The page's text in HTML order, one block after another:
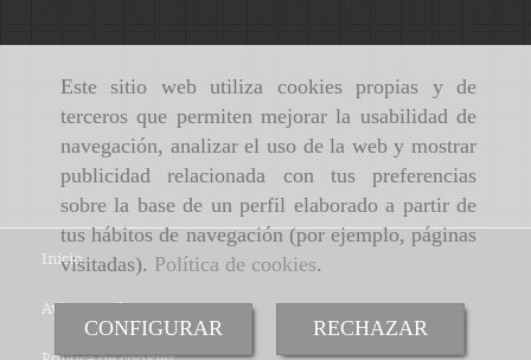
Este sitio web utiliza cookies propias y de
terceros que permiten mejorar la usabilidad de
navegación, analizar el uso de la web y mostrar
publicidad relacionada con tus preferencias
sobre la base de un perfil elaborado a partir de
tus hábitos de navegación (por ejemplo, páginas
visitadas). Política de cookies.
CONFIGURAR RECHAZAR
Inicio
Aviso Legal